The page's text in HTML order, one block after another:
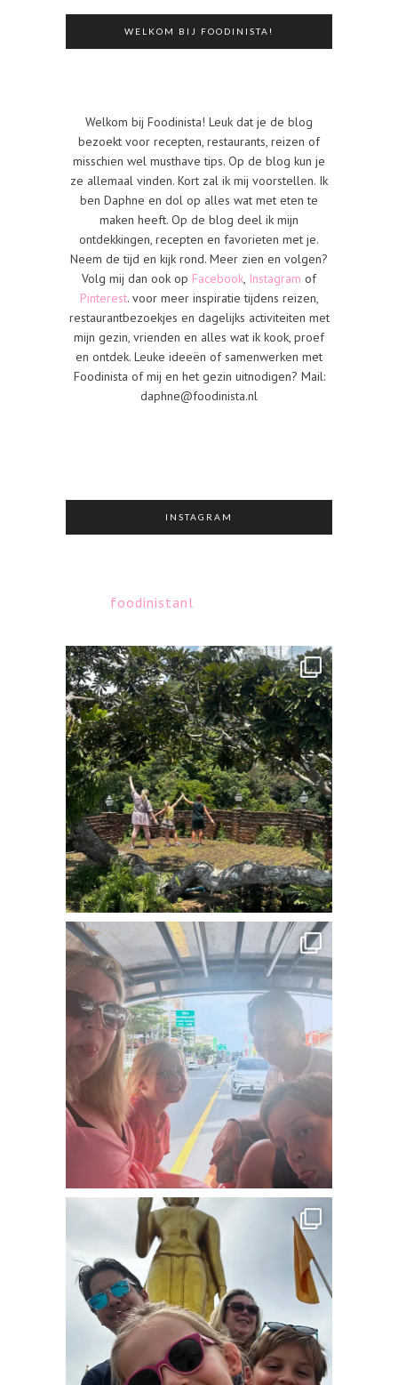
WELKOM BIJ FOODINISTA!
Welkom bij Foodinista! Leuk dat je de blog
bezoekt voor recepten, restaurants, reizen of
misschien wel musthave tips. Op de blog kun je
ze allemaal vinden. Kort zal ik mij voorstellen. Ik
ben Daphne en dol op alles wat met eten te
maken heeft. Op de blog deel ik mijn
ontdekkingen, recepten en favorieten met je.
Neem de tijd en kijk rond. Meer zien en volgen?
Volg mij dan ook op Facebook, Instagram of
Pinterest. voor meer inspiratie tijdens reizen,
restaurantbezoekjes en dagelijks activiteiten met
mijn gezin, vrienden en alles wat ik kook, proef
en ontdek. Leuke ideeën of samenwerken met
Foodinista of mij en het gezin uitnodigen? Mail:
daphne@foodinista.nl
INSTAGRAM
foodinistanl